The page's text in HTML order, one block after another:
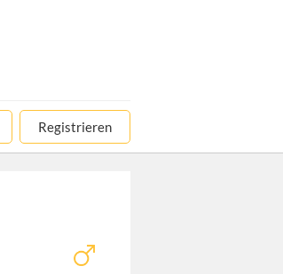
Registrieren